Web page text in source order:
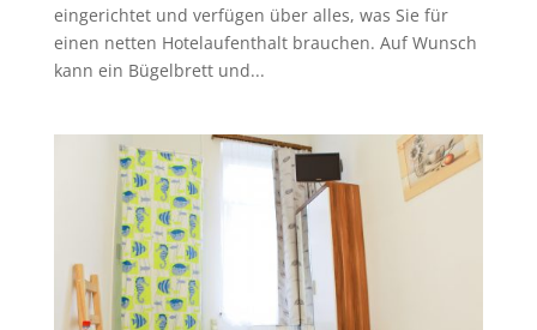
eingerichtet und verfügen über alles, was Sie für
einen netten Hotelaufenthalt brauchen. Auf Wunsch
kann ein Bügelbrett und...